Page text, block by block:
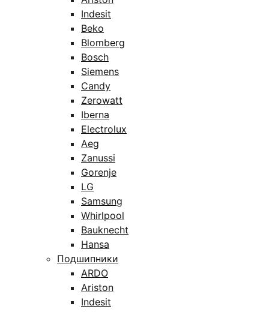
Indesit
Beko
Blomberg
Bosch
Siemens
Candy
Zerowatt
Iberna
Electrolux
Aeg
Zanussi
Gorenje
LG
Samsung
Whirlpool
Bauknecht
Hansa
Подшипники
ARDO
Ariston
Indesit